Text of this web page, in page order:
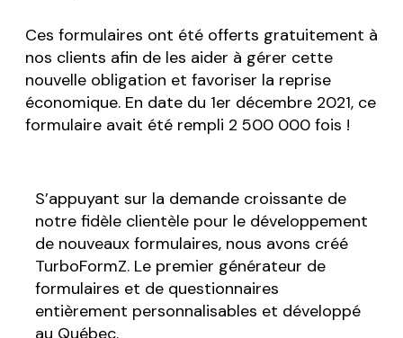
Ces formulaires ont été offerts gratuitement à
nos clients afin de les aider à gérer cette
nouvelle obligation et favoriser la reprise
économique. En date du 1er décembre 2021, ce
formulaire avait été rempli 2 500 000 fois !
S’appuyant sur la demande croissante de
notre fidèle clientèle pour le développement
de nouveaux formulaires, nous avons créé
TurboFormZ. Le premier générateur de
formulaires et de questionnaires
entièrement personnalisables et développé
au Québec.